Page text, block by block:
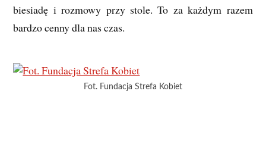
biesiadę i rozmowy przy stole. To za każdym razem
bardzo cenny dla nas czas.
Fot. Fundacja Strefa Kobiet